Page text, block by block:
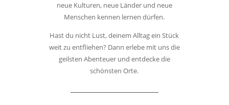
neue Kulturen, neue Länder und neue
Menschen kennen lernen dürfen.
Hast du nicht Lust, deinem Alltag ein Stück
weit zu entfliehen? Dann erlebe mit uns die
geilsten Abenteuer und entdecke die
schönsten Orte.